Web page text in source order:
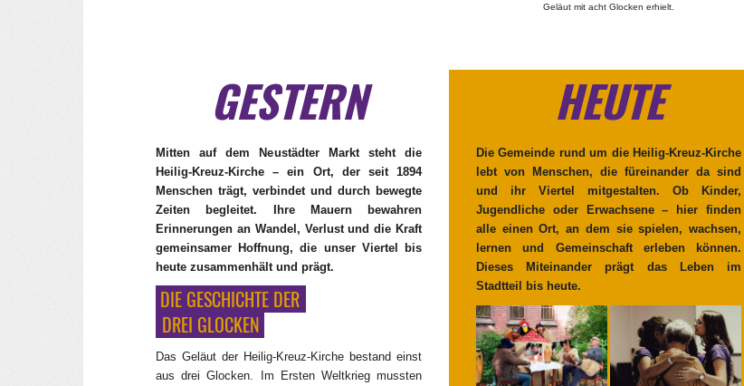
Geläut mit acht Glocken erhielt.
GESTERN
Mitten auf dem Neustädter Markt steht die
Heilig‑Kreuz‑Kirche – ein Ort, der seit 1894
Menschen trägt, verbindet und durch bewegte
Zeiten begleitet. Ihre Mauern bewahren
Erinnerungen an Wandel, Verlust und die Kraft
gemeinsamer Hoffnung, die unser Viertel bis
heute zusammenhält und prägt.
DIE GESCHICHTE DER
DREI GLOCKEN
Das Geläut der Heilig‑Kreuz‑Kirche bestand einst
aus drei Glocken. Im Ersten Weltkrieg mussten
HEUTE
Die Gemeinde rund um die Heilig‑Kreuz‑Kirche
lebt von Menschen, die füreinander da sind
und ihr Viertel mitgestalten. Ob Kinder,
Jugendliche oder Erwachsene – hier finden
alle einen Ort, an dem sie spielen, wachsen,
lernen und Gemeinschaft erleben können.
Dieses Miteinander prägt das Leben im
Stadtteil bis heute.